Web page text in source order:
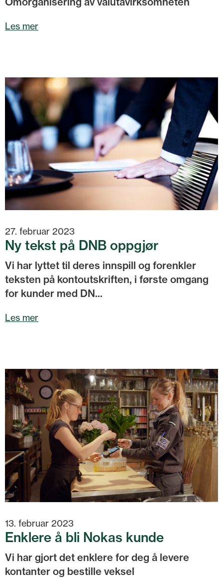
Les mer
27. februar 2023
Ny tekst på DNB oppgjør
Vi har lyttet til deres innspill og forenkler
teksten på kontoutskriften, i første omgang
for kunder med DN...
Les mer
13. februar 2023
Enklere å bli Nokas kunde
Vi har gjort det enklere for deg å levere
kontanter og bestille veksel